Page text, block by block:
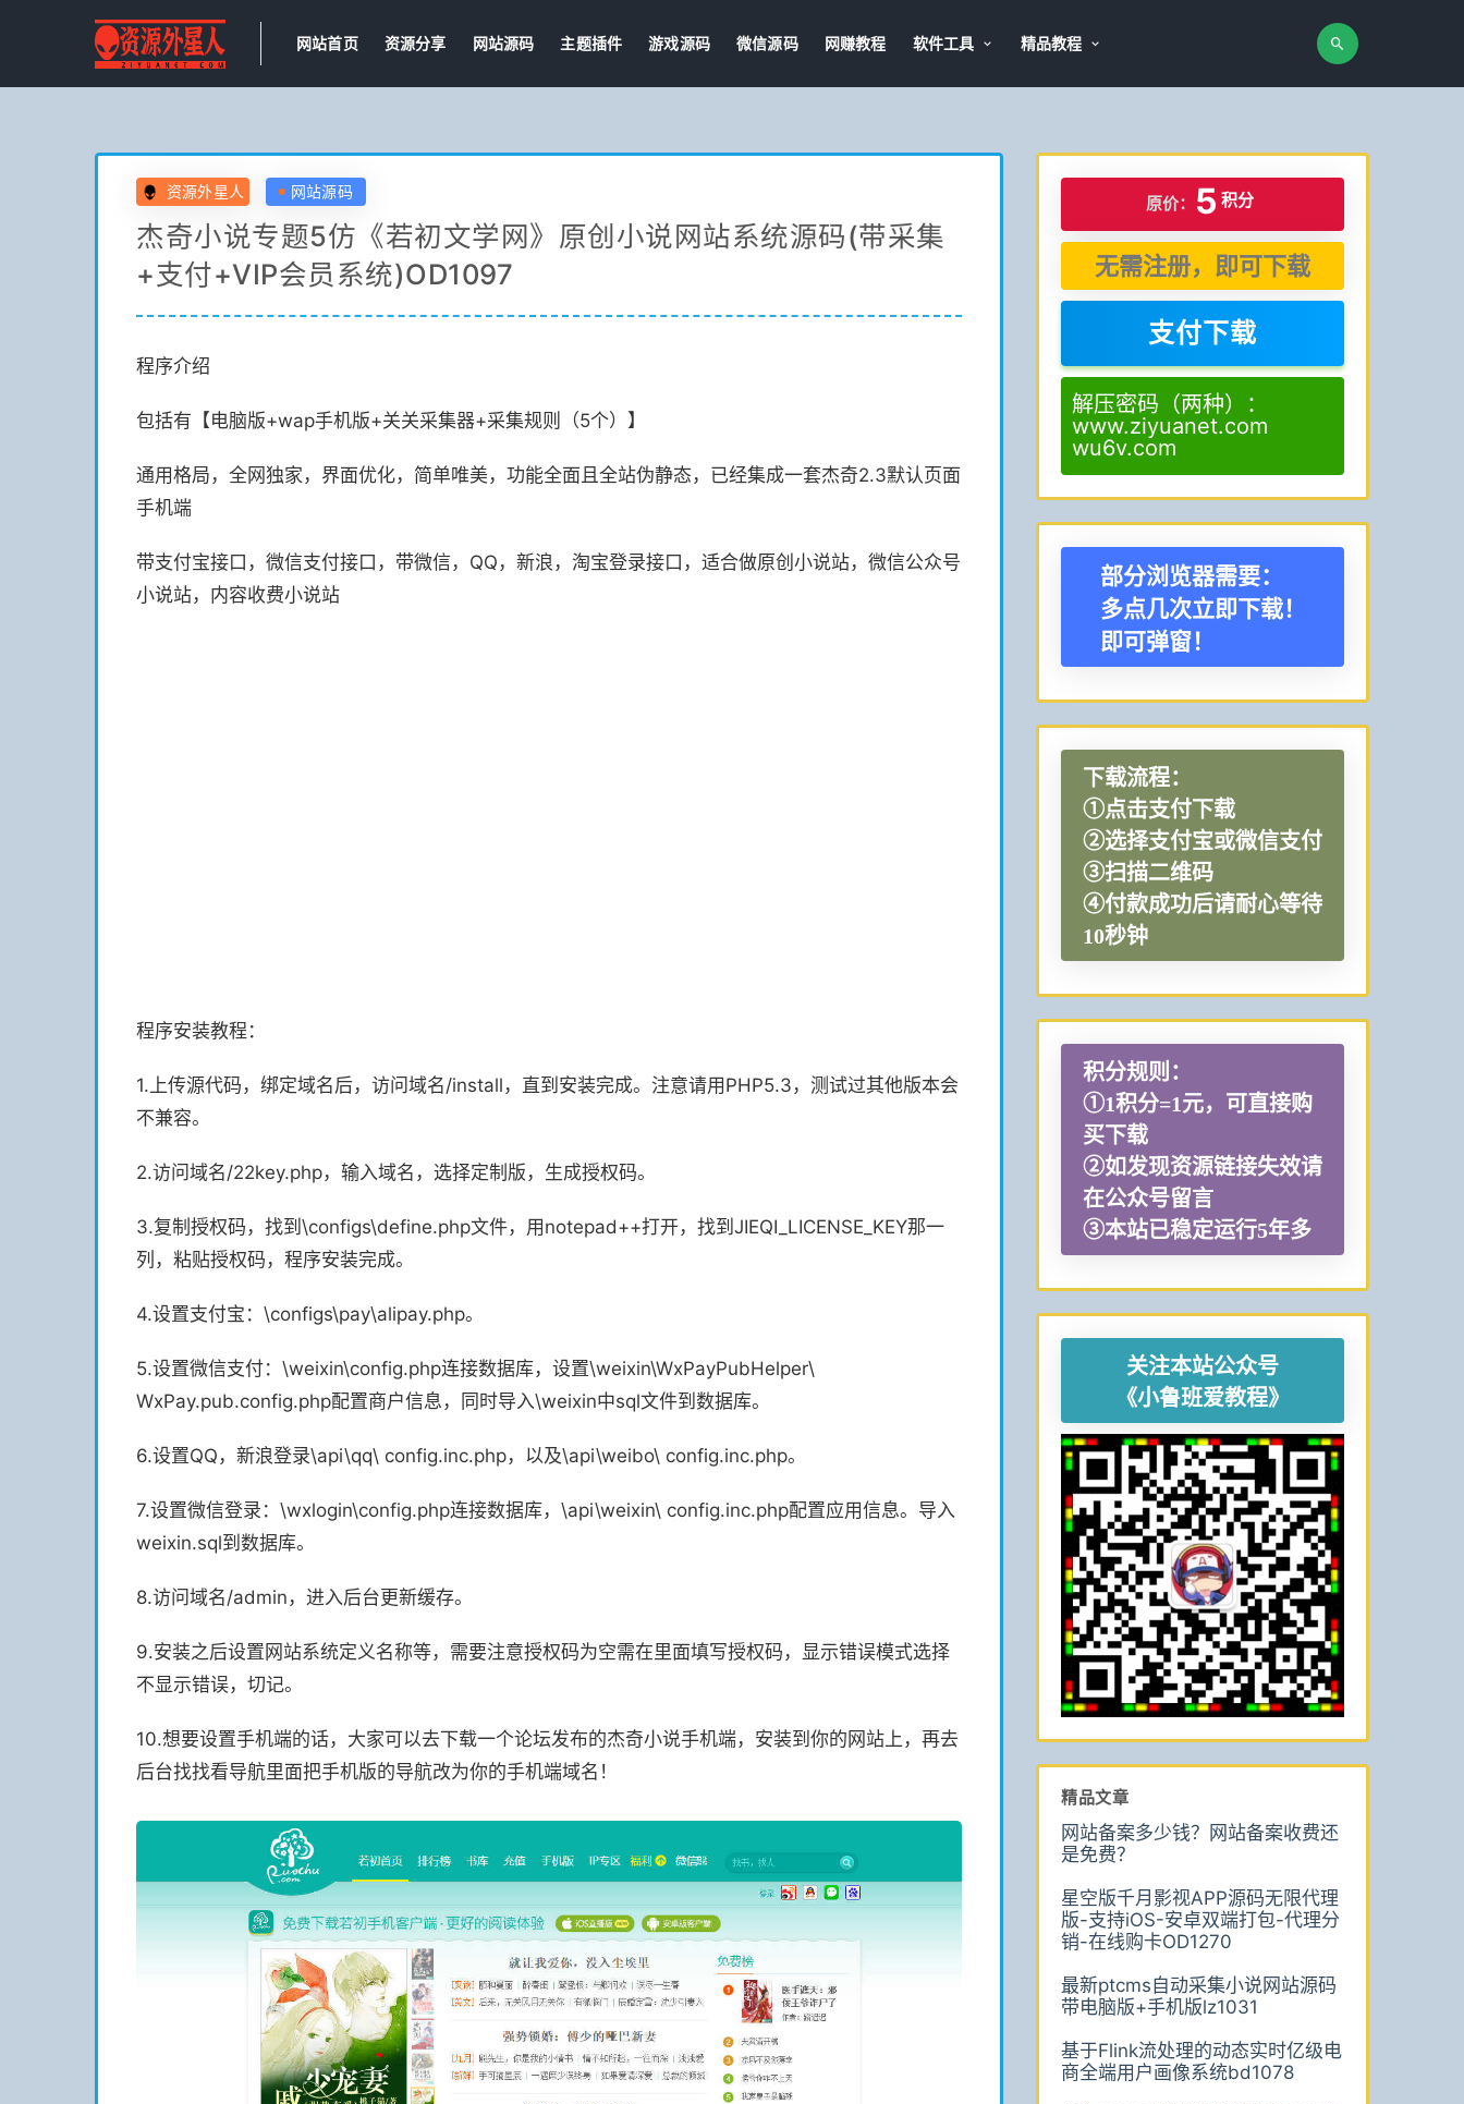
网站首页 资源分享 网站源码 主题插件 游戏源码 微信源码 网赚教程 软件工具 精品教程
资源外星人 网站源码
杰奇小说专题5仿《若初文学网》原创小说网站系统源码(带采集
+支付+VIP会员系统)OD1097
程序介绍
包括有【电脑版+wap手机版+关关采集器+采集规则（5个）】
通用格局，全网独家，界面优化，简单唯美，功能全面且全站伪静态，已经集成一套杰奇2.3默认页面
手机端
带支付宝接口，微信支付接口，带微信，QQ，新浪，淘宝登录接口，适合做原创小说站，微信公众号
小说站，内容收费小说站
程序安装教程：
1.上传源代码，绑定域名后，访问域名/install，直到安装完成。注意请用PHP5.3，测试过其他版本会
不兼容。
2.访问域名/22key.php，输入域名，选择定制版，生成授权码。
3.复制授权码，找到\configs\define.php文件，用notepad++打开，找到JIEQI_LICENSE_KEY那一
列，粘贴授权码，程序安装完成。
4.设置支付宝：\configs\pay\alipay.php。
5.设置微信支付：\weixin\config.php连接数据库，设置\weixin\WxPayPubHelper\
WxPay.pub.config.php配置商户信息，同时导入\weixin中sql文件到数据库。
6.设置QQ，新浪登录\api\qq\ config.inc.php，以及\api\weibo\ config.inc.php。
7.设置微信登录：\wxlogin\config.php连接数据库，\api\weixin\ config.inc.php配置应用信息。导入
weixin.sql到数据库。
8.访问域名/admin，进入后台更新缓存。
9.安装之后设置网站系统定义名称等，需要注意授权码为空需在里面填写授权码，显示错误模式选择
不显示错误，切记。
10.想要设置手机端的话，大家可以去下载一个论坛发布的杰奇小说手机端，安装到你的网站上，再去
后台找找看导航里面把手机版的导航改为你的手机端域名！
原价： 5 积分
无需注册，即可下载
支付下载
解压密码（两种）：
www.ziyuanet.com
wu6v.com
部分浏览器需要：
多点几次立即下载！
即可弹窗！
下载流程：
①点击支付下载
②选择支付宝或微信支付
③扫描二维码
④付款成功后请耐心等待
10秒钟
积分规则：
①1积分=1元，可直接购
买下载
②如发现资源链接失效请
在公众号留言
③本站已稳定运行5年多
关注本站公众号
《小鲁班爱教程》
精品文章
网站备案多少钱？网站备案收费还
是免费？
星空版千月影视APP源码无限代理
版-支持iOS-安卓双端打包-代理分
销-在线购卡OD1270
最新ptcms自动采集小说网站源码
带电脑版+手机版lz1031
基于Flink流处理的动态实时亿级电
商全端用户画像系统bd1078